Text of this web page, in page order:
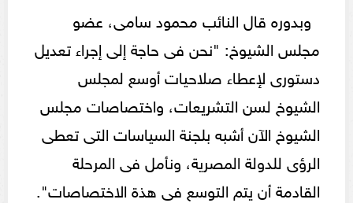
وبدوره قال النائب محمود سامى، عضو
مجلس الشيوخ: "نحن فى حاجة إلى إجراء تعديل
دستورى لإعطاء صلاحيات أوسع لمجلس
الشيوخ لسن التشريعات، واختصاصات مجلس
الشيوخ الآن أشبه بلجنة السياسات التى تعطى
الرؤى للدولة المصرية، ونأمل فى المرحلة
القادمة أن يتم التوسع فى هذة الاختصاصات".